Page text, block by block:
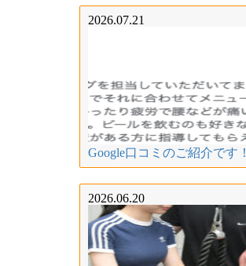
2026.07.21
Google口コミのご紹介です！
2026.06.20